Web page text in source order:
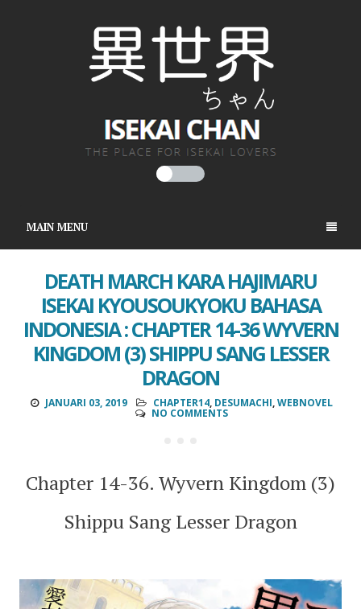
MAIN MENU
DEATH MARCH KARA HAJIMARU
ISEKAI KYOUSOUKYOKU BAHASA
INDONESIA : CHAPTER 14-36 WYVERN
KINGDOM (3) SHIPPU SANG LESSER
DRAGON
JANUARI 03, 2019 CHAPTER14, DESUMACHI,WEBNOVEL
NO COMMENTS
Chapter 14-36. Wyvern Kingdom (3)
Shippu Sang Lesser Dragon